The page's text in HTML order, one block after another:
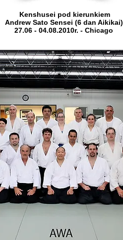
Kenshusei pod kierunkiem
Andrew Sato Sensei (6 dan Aikikai)
27.06 - 04.08.2010r. - Chicago